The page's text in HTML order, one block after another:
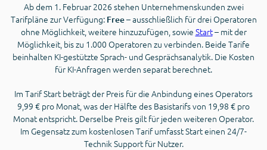
Ab dem 1. Februar 2026 stehen Unternehmenskunden zwei
Tarifpläne zur Verfügung: Free– ausschließlich für drei Operatoren
ohne Möglichkeit, weitere hinzuzufügen, sowie Start– mit der
Möglichkeit, bis zu 1.000 Operatoren zu verbinden. Beide Tarife
beinhalten KI-gestützte Sprach- und Gesprächsanalytik. Die Kosten
für KI-Anfragen werden separat berechnet.
Im Tarif Start beträgt der Preis für die Anbindung eines Operators
9,99 € pro Monat, was der Hälfte des Basistarifs von 19,98 € pro
Monat entspricht. Derselbe Preis gilt für jeden weiteren Operator.
Im Gegensatz zum kostenlosen Tarif umfasst Start einen 24/7-
Technik Support für Nutzer.